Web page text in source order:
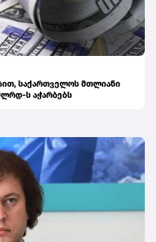
საქართველოს მთლიანი
ს აჭარბებს